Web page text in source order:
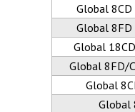
Global 8CD
Global 8FD
Global
Global 8FD/
Global
Global